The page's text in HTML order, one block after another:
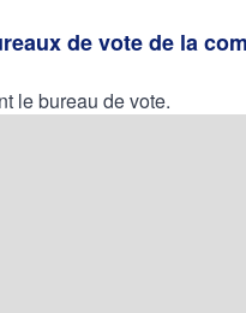
de vote de la
le bureau de vote.